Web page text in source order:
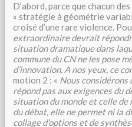
D’abord, parce que chacun
« stratégie à géométrie
croisé d’une rare violence.
extraordinaire devrait
situation dramatique dans
commune du CN ne les pose
d’innovation. A nos yeux, ce
motion 2 : « Nous considérons
répond pas aux exigences du
situation du monde et celle
du débat, elle ne permet ni la
collage d’options et de